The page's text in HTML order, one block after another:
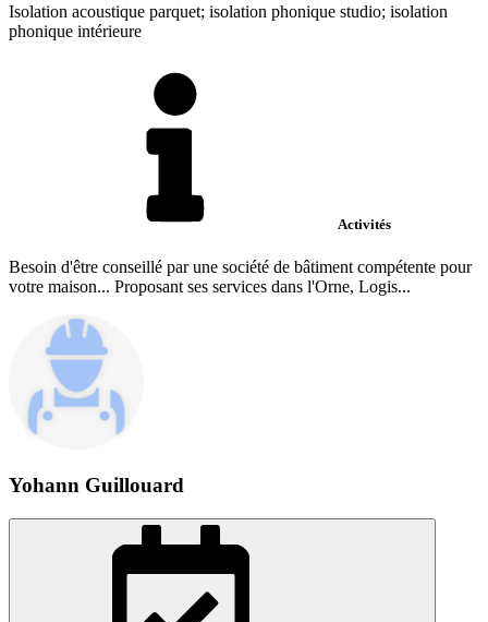
Isolation acoustique parquet; isolation phonique studio; isolation
phonique intérieure
Activités
Besoin d'être conseillé par une société de bâtiment compétente pour
votre maison... Proposant ses services dans l'Orne, Logis...
Yohann Guillouard